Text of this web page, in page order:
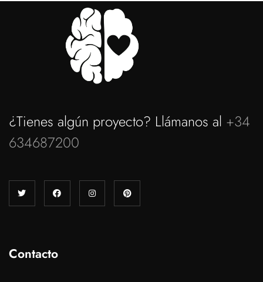
¿Tienes algún proyecto? Llámanos al +34
634687200
Contacto